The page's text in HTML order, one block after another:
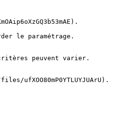
le paramétrage.
peuvent varier.